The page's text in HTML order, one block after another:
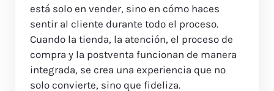
está solo en vender, sino en cómo haces
sentir al cliente durante todo el proceso.
Cuando la tienda, la atención, el proceso de
compra y la postventa funcionan de manera
integrada, se crea una experiencia que no
solo convierte, sino que fideliza.